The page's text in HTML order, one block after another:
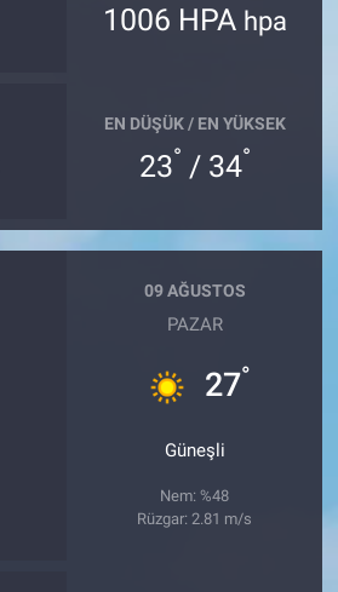
1006 HPA hpa
EN DÜŞÜK / EN YÜKSEK
23° / 34°
09 AĞUSTOS
PAZAR
27°
Güneşli
Nem: %48
Rüzgar: 2.81 m/s